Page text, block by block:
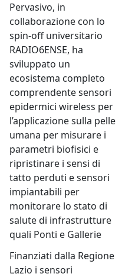
Pervasivo, in
collaborazione con lo
spin-off universitario
RADIO6ENSE, ha
sviluppato un
ecosistema completo
comprendente sensori
epidermici wireless per
l’applicazione sulla pelle
umana per misurare i
parametri biofisici e
ripristinare i sensi di
tatto perduti e sensori
impiantabili per
monitorare lo stato di
salute di infrastrutture
quali Ponti e Gallerie
Finanziati dalla Regione
Lazio i sensori